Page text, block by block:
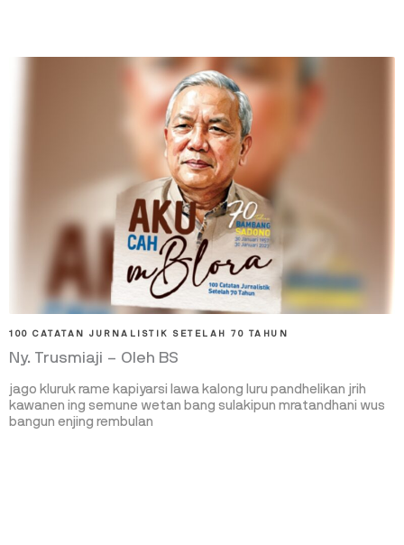
100 CATATAN JURNALISTIK SETELAH 70 TAHUN
Ny. Trusmiaji – Oleh BS
jago kluruk rame kapiyarsi lawa kalong luru pandhelikan jrih
kawanen ing semune wetan bang sulakipun mratandhani wus
bangun enjing rembulan